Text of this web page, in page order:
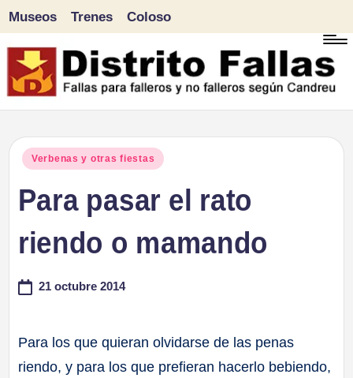
Saltar
al
Museos Trenes Coloso
Publicado
Verbenas y otras fiestas
Para pasar el rato
riendo o mamando
21 octubre 2014
Para los que quieran olvidarse de las penas
riendo, y para los que prefieran hacerlo bebiendo,